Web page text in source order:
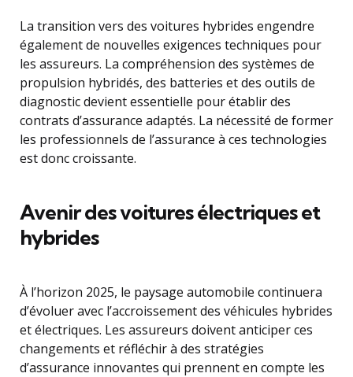
La transition vers des voitures hybrides engendre
également de nouvelles exigences techniques pour
les assureurs. La compréhension des systèmes de
propulsion hybridés, des batteries et des outils de
diagnostic devient essentielle pour établir des
contrats d’assurance adaptés. La nécessité de former
les professionnels de l’assurance à ces technologies
est donc croissante.
Avenir des voitures électriques et
hybrides
À l’horizon 2025, le paysage automobile continuera
d’évoluer avec l’accroissement des véhicules hybrides
et électriques. Les assureurs doivent anticiper ces
changements et réfléchir à des stratégies
d’assurance innovantes qui prennent en compte les